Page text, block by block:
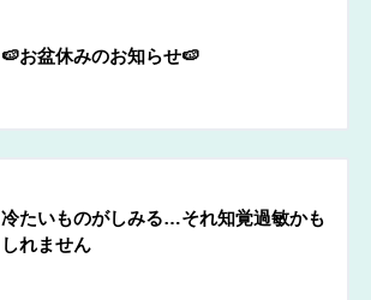
🍉お盆休みのお知らせ🍉
冷たいものがしみる…それ知覚過敏かも
しれません